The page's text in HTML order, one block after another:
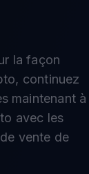
la façon
continuez
maintenant à
avec les
vente de